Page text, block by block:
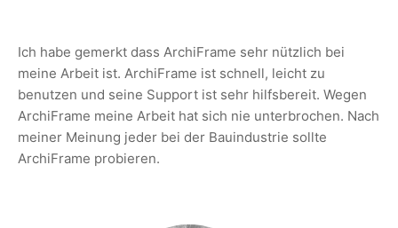
Ich habe gemerkt dass ArchiFrame sehr nützlich bei
meine Arbeit ist. ArchiFrame ist schnell, leicht zu
benutzen und seine Support ist sehr hilfsbereit. Wegen
ArchiFrame meine Arbeit hat sich nie unterbrochen. Nach
meiner Meinung jeder bei der Bauindustrie sollte
ArchiFrame probieren.